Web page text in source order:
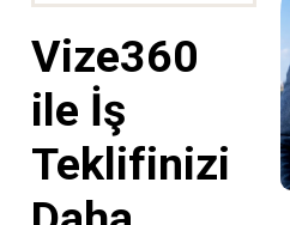
Vize360
ile İş
Teklifinizi